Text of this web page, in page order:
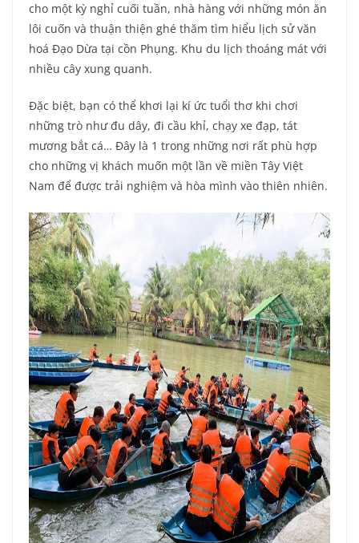
cho một kỳ nghỉ cuối tuần, nhà hàng với những món ăn
lôi cuốn và thuận thiện ghé thăm tìm hiểu lịch sử văn
hoá Đạo Dừa tại cồn Phụng. Khu du lịch thoáng mát với
nhiều cây xung quanh.
Đặc biệt, bạn có thể khơi lại kí ức tuổi thơ khi chơi
những trò như đu dây, đi cầu khỉ, chạy xe đạp, tát
mương bắt cá… Đây là 1 trong những nơi rất phù hợp
cho những vị khách muốn một lần về miền Tây Việt
Nam để được trải nghiệm và hòa mình vào thiên nhiên.